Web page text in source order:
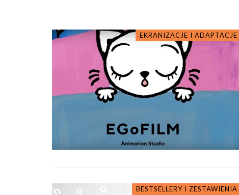
EKRANIZACJE I ADAPTACJE
BESTSELLERY I ZESTAWIENIA